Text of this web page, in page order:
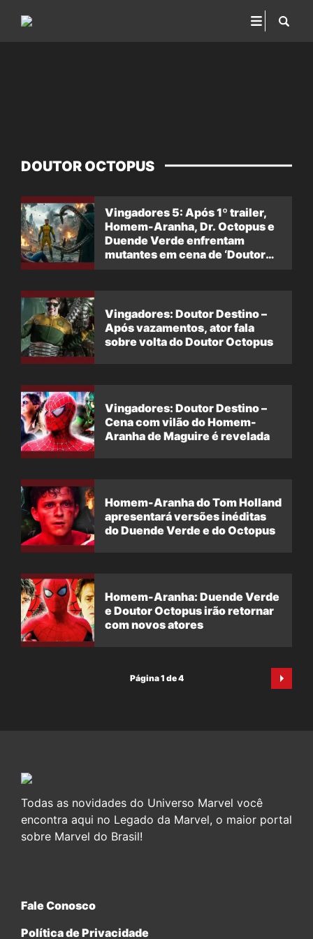
DOUTOR OCTOPUS
Vingadores 5: Após 1º trailer,
Homem-Aranha, Dr. Octopus e
Duende Verde enfrentam
mutantes em cena de ‘Doutor
Vingadores: Doutor Destino –
Após vazamentos, ator fala
sobre volta do Doutor Octopus
Vingadores: Doutor Destino –
Cena com vilão do Homem-
Aranha de Maguire é revelada
Homem-Aranha do Tom Holland
apresentará versões inéditas
do Duende Verde e do Octopus
Homem-Aranha: Duende Verde
e Doutor Octopus irão retornar
com novos atores
Página 1 de 4
Todas as novidades do Universo Marvel você
encontra aqui no Legado da Marvel, o maior portal
sobre Marvel do Brasil!
Fale Conosco
Política de Privacidade